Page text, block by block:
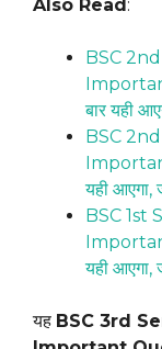
Also Read:
BSC
बार यही
BSC
यही आएगा,
BSC 1st
यही आएगा,
यह BSC 3rd